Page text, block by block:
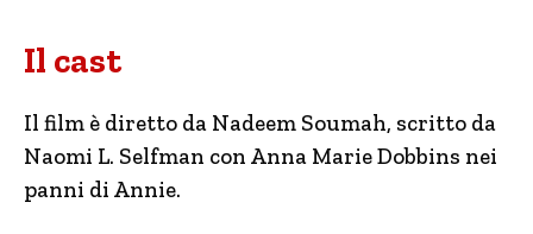
Il cast
Il film è diretto da Nadeem Soumah, scritto da
Naomi L. Selfman con Anna Marie Dobbins nei
panni di Annie.